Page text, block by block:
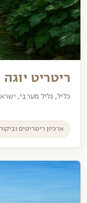
ריטריט
כליל, גליל מערבי,
ארכיון ריטריטים